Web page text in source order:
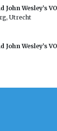
Wesley’s
Utrecht
Wesley’s